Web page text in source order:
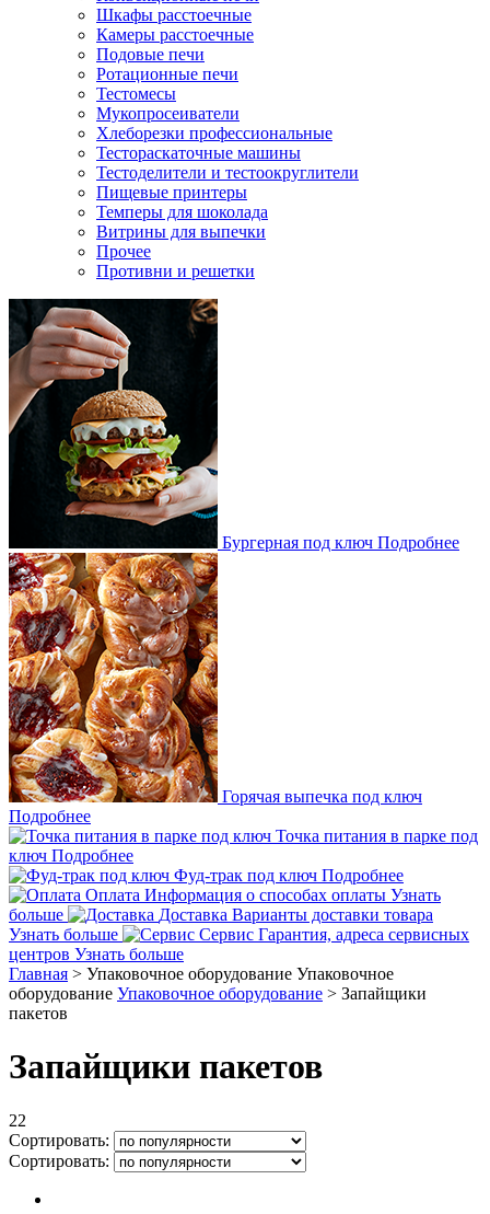
Шкафы расстоечные
Камеры расстоечные
Подовые печи
Ротационные печи
Тестомесы
Мукопросеиватели
Хлеборезки профессиональные
Тестораскаточные машины
Тестоделители и тестоокруглители
Пищевые принтеры
Темперы для шоколада
Витрины для выпечки
Прочее
Противни и решетки
Бургерная под ключ Подробнее
Горячая выпечка под ключ
Подробнее
Точка питания в парке под
ключ Подробнее
Фуд-трак под ключ Подробнее
Оплата Информация о способах оплаты Узнать
больше
Доставка Варианты доставки товара
Узнать больше
Сервис Гарантия, адреса сервисных
центров Узнать больше
Главная > Упаковочное оборудование Упаковочное
оборудование Упаковочное оборудование > Запайщики
пакетов
Запайщики пакетов
22
Сортировать:
Сортировать: